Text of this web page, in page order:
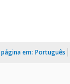
em: Português